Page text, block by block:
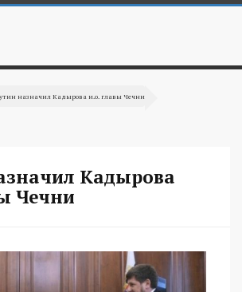
назначил Кадырова и.о. главы Чечни
Кадырова
Чечни